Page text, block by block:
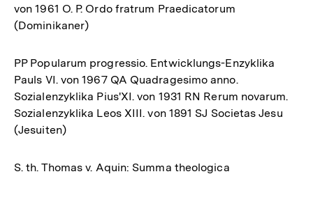
von 1961 O. P. Ordo fratrum Praedicatorum
(Dominikaner)
PP Popularum progressio. Entwicklungs-Enzyklika
Pauls VI. von 1967 QA Quadragesimo anno.
Sozialenzyklika Pius'XI. von 1931 RN Rerum novarum.
Sozialenzyklika Leos XIII. von 1891 SJ Societas Jesu
(Jesuiten)
S. th. Thomas v. Aquin: Summa theologica